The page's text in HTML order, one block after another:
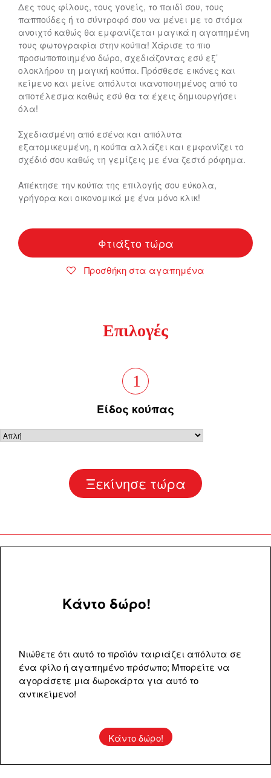
Δες τους φίλους, τους γονείς, το παιδί σου, τους
παππούδες ή το σύντροφό σου να μένει με το στόμα
ανοιχτό καθώς θα εμφανίζεται μαγικά η αγαπημένη
τους φωτογραφία στην κούπα! Χάρισε το πιο
προσωποποιημένο δώρο, σχεδιάζοντας εσύ εξ’
ολοκλήρου τη μαγική κούπα. Πρόσθεσε εικόνες και
κείμενο και μείνε απόλυτα ικανοποιημένος από το
αποτέλεσμα καθώς εσύ θα τα έχεις δημιουργήσει
όλα!
Σχεδιασμένη από εσένα και απόλυτα
εξατομικευμένη, η κούπα αλλάζει και εμφανίζει το
σχέδιό σου καθώς τη γεμίζεις με ένα ζεστό ρόφημα.
Απέκτησε την κούπα της επιλογής σου εύκολα,
γρήγορα και οικονομικά με ένα μόνο κλικ!
Φτιάξτο τώρα
Προσθήκη στα αγαπημένα
Επιλογές
1
Είδος κούπας
Ξεκίνησε τώρα
Κάντο δώρο!
Νιώθετε ότι αυτό το προϊόν ταιριάζει απόλυτα σε
ένα φίλο ή αγαπημένο πρόσωπο; Μπορείτε να
αγοράσετε μια δωροκάρτα για αυτό το
αντικείμενο!
Κάντο δώρο!